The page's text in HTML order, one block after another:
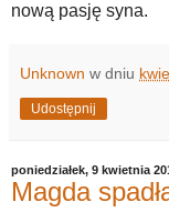
nową pasję syna.
Unknown w dniu
Udostępnij
poniedziałek, 9 kwietnia
Magda